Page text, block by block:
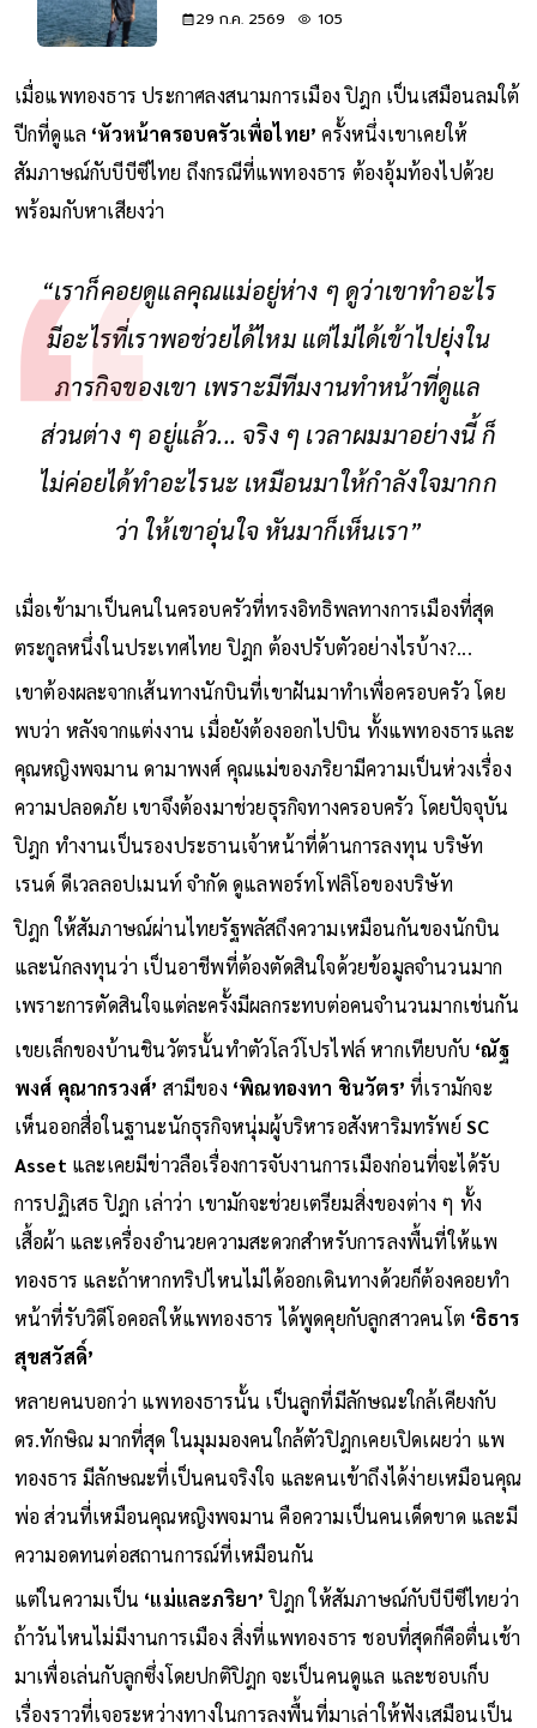
29 ก.ค. 2569 105
เมื่อแพทองธาร ประกาศลงสนามการเมือง ปิฎก เป็นเสมือนลมใต้
ปีกที่ดูแล ‘หัวหน้าครอบครัวเพื่อไทย’ ครั้งหนึ่งเขาเคยให้
สัมภาษณ์กับบีบีซีไทย ถึงกรณีที่แพทองธาร ต้องอุ้มท้องไปด้วย
พร้อมกับหาเสียงว่า
“เราก็คอยดูแลคุณแม่อยู่ห่าง ๆ ดูว่าเขาทำอะไร
มีอะไรที่เราพอช่วยได้ไหม แต่ไม่ได้เข้าไปยุ่งใน
ภารกิจของเขา เพราะมีทีมงานทำหน้าที่ดูแล
ส่วนต่าง ๆ อยู่แล้ว... จริง ๆ เวลาผมมาอย่างนี้ ก็
ไม่ค่อยได้ทำอะไรนะ เหมือนมาให้กำลังใจมากก
ว่า ให้เขาอุ่นใจ หันมาก็เห็นเรา”
เมื่อเข้ามาเป็นคนในครอบครัวที่ทรงอิทธิพลทางการเมืองที่สุด
ตระกูลหนึ่งในประเทศไทย ปิฎก ต้องปรับตัวอย่างไรบ้าง?...
เขาต้องผละจากเส้นทางนักบินที่เขาฝันมาทำเพื่อครอบครัว โดย
พบว่า หลังจากแต่งงาน เมื่อยังต้องออกไปบิน ทั้งแพทองธารและ
คุณหญิงพจมาน ดามาพงศ์ คุณแม่ของภริยามีความเป็นห่วงเรื่อง
ความปลอดภัย เขาจึงต้องมาช่วยธุรกิจทางครอบครัว โดยปัจจุบัน
ปิฎก ทำงานเป็นรองประธานเจ้าหน้าที่ด้านการลงทุน บริษัท
เรนด์ ดีเวลลอปเมนท์ จำกัด ดูแลพอร์ทโฟลิโอของบริษัท
ปิฎก ให้สัมภาษณ์ผ่านไทยรัฐพลัสถึงความเหมือนกันของนักบิน
และนักลงทุนว่า เป็นอาชีพที่ต้องตัดสินใจด้วยข้อมูลจำนวนมาก
เพราะการตัดสินใจแต่ละครั้งมีผลกระทบต่อคนจำนวนมากเช่นกัน
เขยเล็กของบ้านชินวัตรนั้นทำตัวโลว์โปรไฟล์ หากเทียบกับ ‘ณัฐ
พงศ์ คุณากรวงศ์’ สามีของ ‘พิณทองทา ชินวัตร’ ที่เรามักจะ
เห็นออกสื่อในฐานะนักธุรกิจหนุ่มผู้บริหารอสังหาริมทรัพย์SC
Asset และเคยมีข่าวลือเรื่องการจับงานการเมืองก่อนที่จะได้รับ
การปฏิเสธ ปิฎก เล่าว่า เขามักจะช่วยเตรียมสิ่งของต่าง ๆ ทั้ง
เสื้อผ้า และเครื่องอำนวยความสะดวกสำหรับการลงพื้นที่ให้แพ
ทองธาร และถ้าหากทริปไหนไม่ได้ออกเดินทางด้วยก็ต้องคอยทำ
หน้าที่รับวิดีโอคอลให้แพทองธาร ได้พูดคุยกับลูกสาวคนโต ‘ธิธาร
สุขสวัสดิ์’
หลายคนบอกว่า แพทองธารนั้น เป็นลูกที่มีลักษณะใกล้เคียงกับ
ดร.ทักษิณ มากที่สุด ในมุมมองคนใกล้ตัวปิฎกเคยเปิดเผยว่า แพ
ทองธาร มีลักษณะที่เป็นคนจริงใจ และคนเข้าถึงได้ง่ายเหมือนคุณ
พ่อ ส่วนที่เหมือนคุณหญิงพจมาน คือความเป็นคนเด็ดขาด และมี
ความอดทนต่อสถานการณ์ที่เหมือนกัน
แต่ในความเป็น ‘แม่และภริยา’ ปิฎก ให้สัมภาษณ์กับบีบีซีไทยว่า
ถ้าวันไหนไม่มีงานการเมือง สิ่งที่แพทองธาร ชอบที่สุดก็คือตื่นเช้า
มาเพื่อเล่นกับลูกซึ่งโดยปกติปิฎก จะเป็นคนดูแล และชอบเก็บ
เรื่องราวที่เจอระหว่างทางในการลงพื้นที่มาเล่าให้ฟังเสมือนเป็น